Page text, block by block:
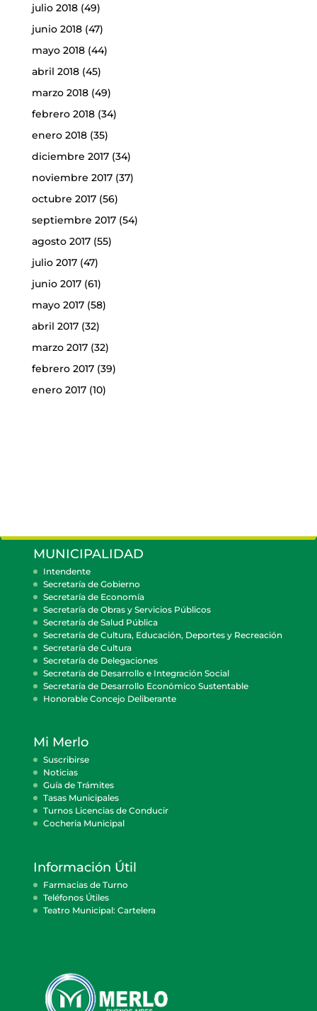
julio 2018(49)
junio 2018(47)
mayo 2018(44)
abril 2018(45)
marzo 2018(49)
febrero 2018(34)
enero 2018(35)
diciembre 2017(34)
noviembre 2017(37)
octubre 2017(56)
septiembre 2017(54)
agosto 2017(55)
julio 2017(47)
junio 2017(61)
mayo 2017(58)
abril 2017(32)
marzo 2017(32)
febrero 2017(39)
enero 2017(10)
MUNICIPALIDAD
Intendente
Secretaría de Gobierno
Secretaría de Economía
Secretaría de Obras y Servicios Públicos
Secretaría de Salud Pública
Secretaría de Cultura, Educación, Deportes y Recreación
Secretaría de Cultura
Secretaría de Delegaciones
Secretaría de Desarrollo e Integración Social
Secretaría de Desarrollo Económico Sustentable
Honorable Concejo Deliberante
Mi Merlo
Suscribirse
Noticias
Guía de Trámites
Tasas Municipales
Turnos Licencias de Conducir
Cocheria Municipal
Información Útil
Farmacias de Turno
Teléfonos Útiles
Teatro Municipal: Cartelera